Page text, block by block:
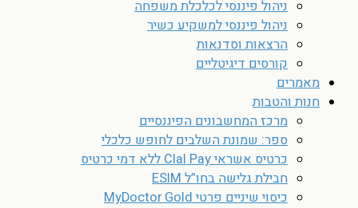
ניהול פיננסי לכלכלת משפחה
ניהול פיננסי למשקיע כשיר
הרצאות וסדנאות
קורסים דיגיטליים
מאמרים
חנות והטבות
מרכז המחשבונים הפיננסיים
ספר: שמונת השלבים לחופש כלכלי
כרטיס אשראי Clal Pay ללא דמי כרטיס
חבילת גלישה בחו”ל ESIM
כיסוי שיניים פרטי MyDoctor Gold